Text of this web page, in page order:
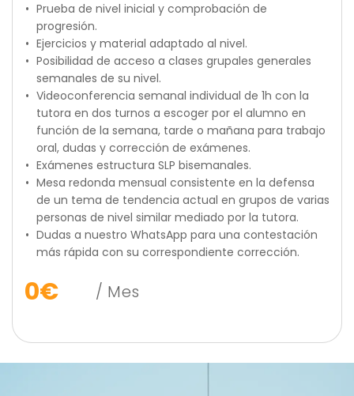
Prueba de nivel inicial y comprobación de
progresión.
Ejercicios y material adaptado al nivel.
Posibilidad de acceso a clases grupales generales
semanales de su nivel.
Videoconferencia semanal individual de 1h con la
tutora en dos turnos a escoger por el alumno en
función de la semana, tarde o mañana para trabajo
oral, dudas y corrección de exámenes.
Exámenes estructura SLP bisemanales.
Mesa redonda mensual consistente en la defensa
de un tema de tendencia actual en grupos de varias
personas de nivel similar mediado por la tutora.
Dudas a nuestro WhatsApp para una contestación
más rápida con su correspondiente corrección.
0€ / Mes